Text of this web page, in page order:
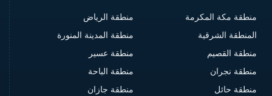
منطقة مكة المكرمة
منطقة الرياض
المنطقة الشرقية
منطقة المدينة المنورة
منطقة القصيم
منطقة عسير
منطقة نجران
منطقة الباحة
منطقة حائل
منطقة جازان